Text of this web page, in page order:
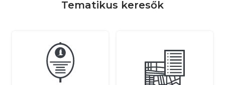
Tematikus keresők